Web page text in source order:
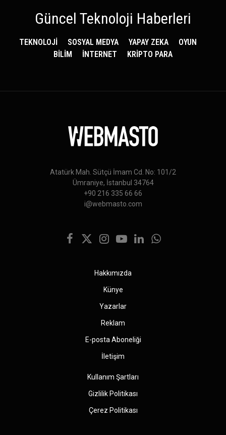
Güncel Teknoloji Haberleri
TEKNOLOJİ SOSYAL MEDYA YAPAY ZEKA
OYUN
BİLİM
İNTERNET KRİPTO PARA
Atatürk Mah. Sütçü İmam Cd. No: 101/2
Ümraniye, İstanbul 34764
+90 216 335 66 66
i@webmasto.com
Facebook
X
Instagram
YouTubeLinkedInWhatsApp
Hakkımızda
Künye
Yazarlar
Reklam
E-posta Aboneliği
İletişim
Kullanım Şartları
Gizlilik Politikası
Çerez Politikası